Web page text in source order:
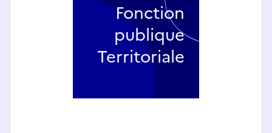
Fonction
publique
Territoriale